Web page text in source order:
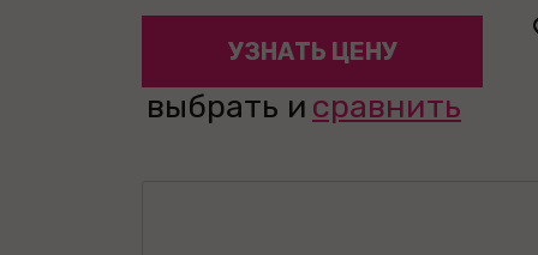
УЗНАТЬ ЦЕНУ
выбрать и сравнить